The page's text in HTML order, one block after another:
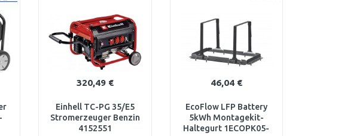
320,49 €
Einhell TC-PG 35/E5
Stromerzeuger Benzin
4152551
46,04 €
EcoFlow LFP Battery
5kWh Montagekit-
Haltegurt 1ECOPK05-